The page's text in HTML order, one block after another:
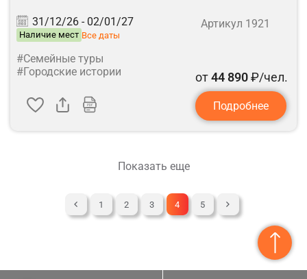
31/12/26 - 02/01/27
Наличие мест Все даты
Артикул 1921
#Семейные туры
#Городские истории
от44 890₽/чел.
Подробнее
1 2 3 4 5
Показать еще